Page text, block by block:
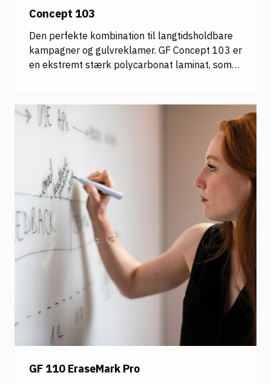
Concept 103
Den perfekte kombination til langtidsholdbare
kampagner og gulvreklamer. GF Concept 103 er
en ekstremt stærk polycarbonat laminat, som
Holdbarhed indendørs: op til 12 måneder
GF 110 EraseMark Pro